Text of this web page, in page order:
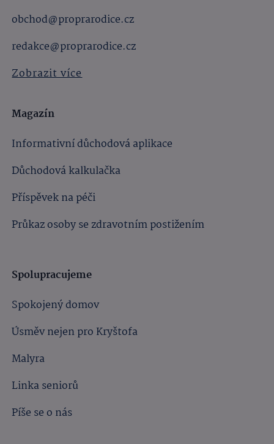
obchod@proprarodice.cz
redakce@proprarodice.cz
Zobrazit více
Magazín
Informativní důchodová aplikace
Důchodová kalkulačka
Příspěvek na péči
Průkaz osoby se zdravotním postižením
Spolupracujeme
Spokojený domov
Úsměv nejen pro Kryštofa
Malyra
Linka seniorů
Píše se o nás